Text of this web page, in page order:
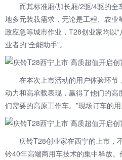
而其标准厢/加长厢/2驱/4驱的全
地多元装载需求，无论是工程、农
政应急等城市作业，T28创业家均以
业者的“全能助手”。
在本次上市活动的用户体验环
动力和高承载表现，赢得了他们的高
们需要的高原工作车。”现场订车的用
庆铃T28创业家在西宁的上市，
铃40年高端商用车技术的集中释放